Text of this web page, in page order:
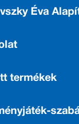
Éva
termékek